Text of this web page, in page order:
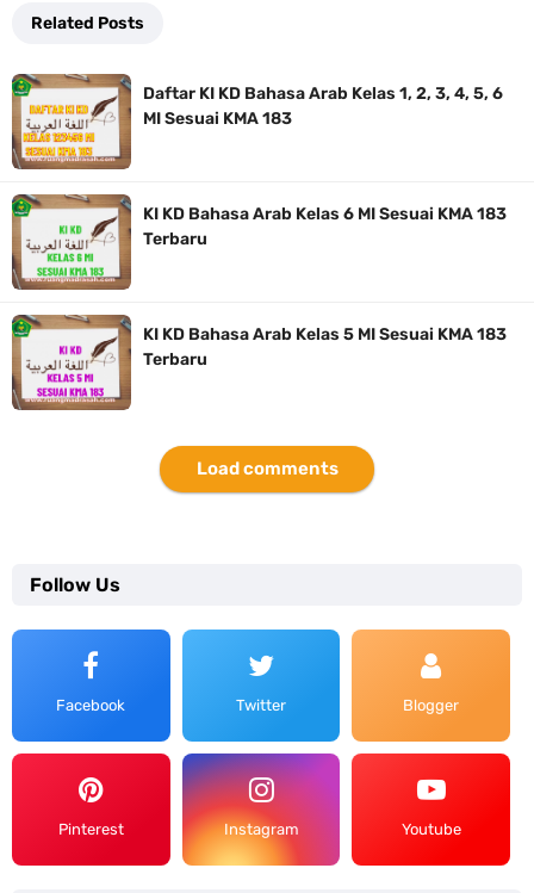
Related Posts
Daftar KI KD Bahasa Arab Kelas 1, 2, 3, 4, 5, 6
MI Sesuai KMA 183
KI KD Bahasa Arab Kelas 6 MI Sesuai KMA 183
Terbaru
KI KD Bahasa Arab Kelas 5 MI Sesuai KMA 183
Terbaru
Load comments
Follow Us
Facebook Twitter Blogger
Pinterest Instagram Youtube